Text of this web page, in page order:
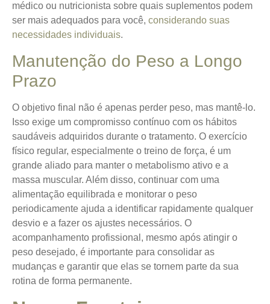
médico ou nutricionista sobre quais suplementos podem
ser mais adequados para você, considerando suas
necessidades individuais.
Manutenção do Peso a Longo
Prazo
O objetivo final não é apenas perder peso, mas mantê-lo.
Isso exige um compromisso contínuo com os hábitos
saudáveis adquiridos durante o tratamento. O exercício
físico regular, especialmente o treino de força, é um
grande aliado para manter o metabolismo ativo e a
massa muscular. Além disso, continuar com uma
alimentação equilibrada e monitorar o peso
periodicamente ajuda a identificar rapidamente qualquer
desvio e a fazer os ajustes necessários. O
acompanhamento profissional, mesmo após atingir o
peso desejado, é importante para consolidar as
mudanças e garantir que elas se tornem parte da sua
rotina de forma permanente.